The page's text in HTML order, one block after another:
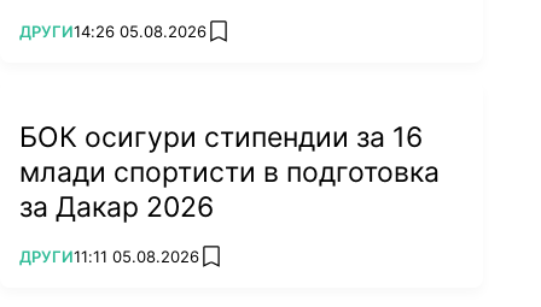
ПОВЕЧЕ ОТ
ДРУГИ14:26 05.08.2026 add favorites
БОК осигури стипендии за 16
млади спортисти в подготовка
за Дакар 2026
ПОВЕЧЕ ОТ
ДРУГИ11:11 05.08.2026 add favorites